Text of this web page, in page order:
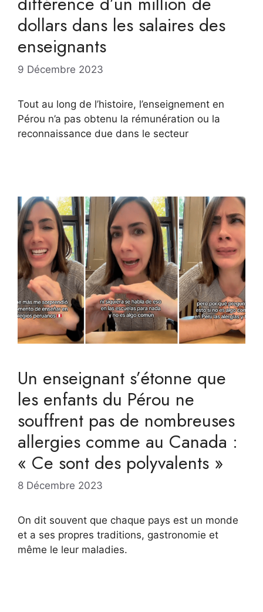
dollars dans les salaires des
enseignants
9 Décembre 2023
Tout au long de l’histoire, l’enseignement en
Pérou n’a pas obtenu la rémunération ou la
reconnaissance due dans le secteur
Un enseignant s’étonne que
les enfants du Pérou ne
souffrent pas de nombreuses
allergies comme au Canada :
« Ce sont des polyvalents »
8 Décembre 2023
On dit souvent que chaque pays est un monde
et a ses propres traditions, gastronomie et
même le leur maladies.